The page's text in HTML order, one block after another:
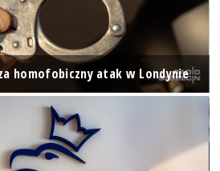
homofobiczny atak w Londynie